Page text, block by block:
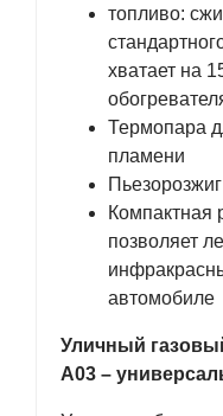
топливо:
хватает на
Термопара
пламени
Пьезорозжиг
Компактная
позволяет
автомобиле
Уличный
A03 –